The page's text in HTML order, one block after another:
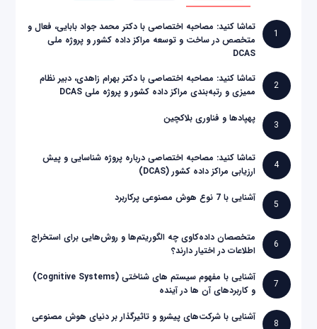
1
تماشا کنید: مصاحبه اختصاصی با دکتر محمد جواد بابایی، فعال و
متخصص در ساخت و توسعه مراکز داده کشور و پروژه ملی
DCAS
2
تماشا کنید: مصاحبه اختصاصی با دکتر بهرام زاهدی، دبیر نظام
ممیزی و رتبه‌بندی مراکز داده کشور و پروژه ملی DCAS
3
پهپادها و فناوری بلاکچین
4
تماشا کنید: مصاحبه اختصاصی درباره پروژه شناسایی و پیش
ارزیابی مراکز داده کشور (DCAS)
5
آشنایی با 7 نوع هوش مصنوعی پرکاربرد
6
متخصصان داده‌کاوی چه الگوریتم‌ها و روش‌هایی برای استخراج
اطلاعات در اختیار دارند؟
7
آشنایی با مفهوم سیستم های شناختی (Cognitive Systems)
و کاربردهای آن ها در آینده
8
آشنایی با شرکت‌های پیشرو و تاثیرگذار بر دنیای هوش مصنوعی